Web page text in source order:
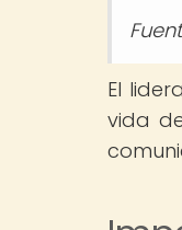
El
vida